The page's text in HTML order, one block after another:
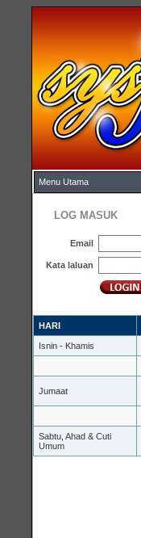
Menu Utama
LOG MASUK
Email
Kata laluan
HARI
Isnin - Khamis
Jumaat
Sabtu, Ahad & Cuti
Umum